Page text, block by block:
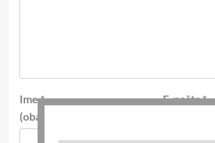
Ime*
(obavezno)
E-pošta*